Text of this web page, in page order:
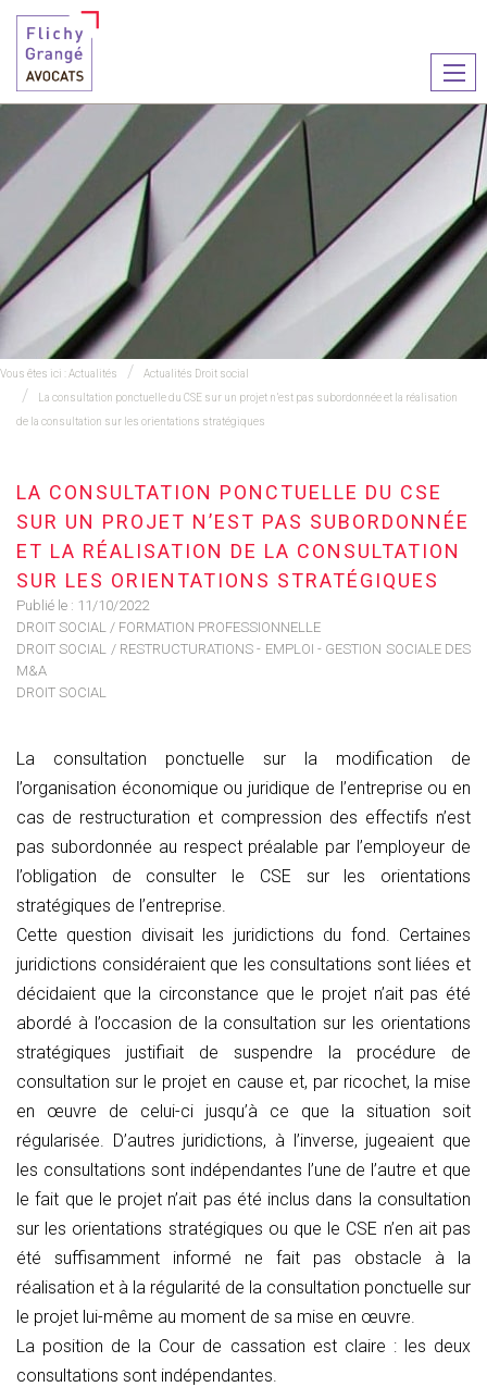
le
Vous êtes ici :Actualités
Actualités Droit social
La consultation ponctuelle du CSE sur un projet n’est pas subordonnée et la réalisation
de la consultation sur les orientations stratégiques
LA CONSULTATION PONCTUELLE DU CSE
SUR UN PROJET N’EST PAS SUBORDONNÉE
ET LA RÉALISATION DE LA CONSULTATION
SUR LES ORIENTATIONS STRATÉGIQUES
Publié le : 11/10/2022
DROIT SOCIAL / FORMATION PROFESSIONNELLE
DROIT SOCIAL / RESTRUCTURATIONS - EMPLOI - GESTION SOCIALE DES
M&A
DROIT SOCIAL
La consultation ponctuelle sur la modification de
l’organisation économique ou juridique de l’entreprise ou en
cas de restructuration et compression des effectifs n’est
pas subordonnée au respect préalable par l’employeur de
l’obligation de consulter le CSE sur les orientations
stratégiques de l’entreprise.
Cette question divisait les juridictions du fond. Certaines
juridictions considéraient que les consultations sont liées et
décidaient que la circonstance que le projet n’ait pas été
abordé à l’occasion de la consultation sur les orientations
stratégiques justifiait de suspendre la procédure de
consultation sur le projet en cause et, par ricochet, la mise
en œuvre de celui-ci jusqu’à ce que la situation soit
régularisée. D’autres juridictions, à l’inverse, jugeaient que
les consultations sont indépendantes l’une de l’autre et que
le fait que le projet n’ait pas été inclus dans la consultation
sur les orientations stratégiques ou que le CSE n’en ait pas
été suffisamment informé ne fait pas obstacle à la
réalisation et à la régularité de la consultation ponctuelle sur
le projet lui-même au moment de sa mise en œuvre.
La position de la Cour de cassation est claire : les deux
consultations sont indépendantes.